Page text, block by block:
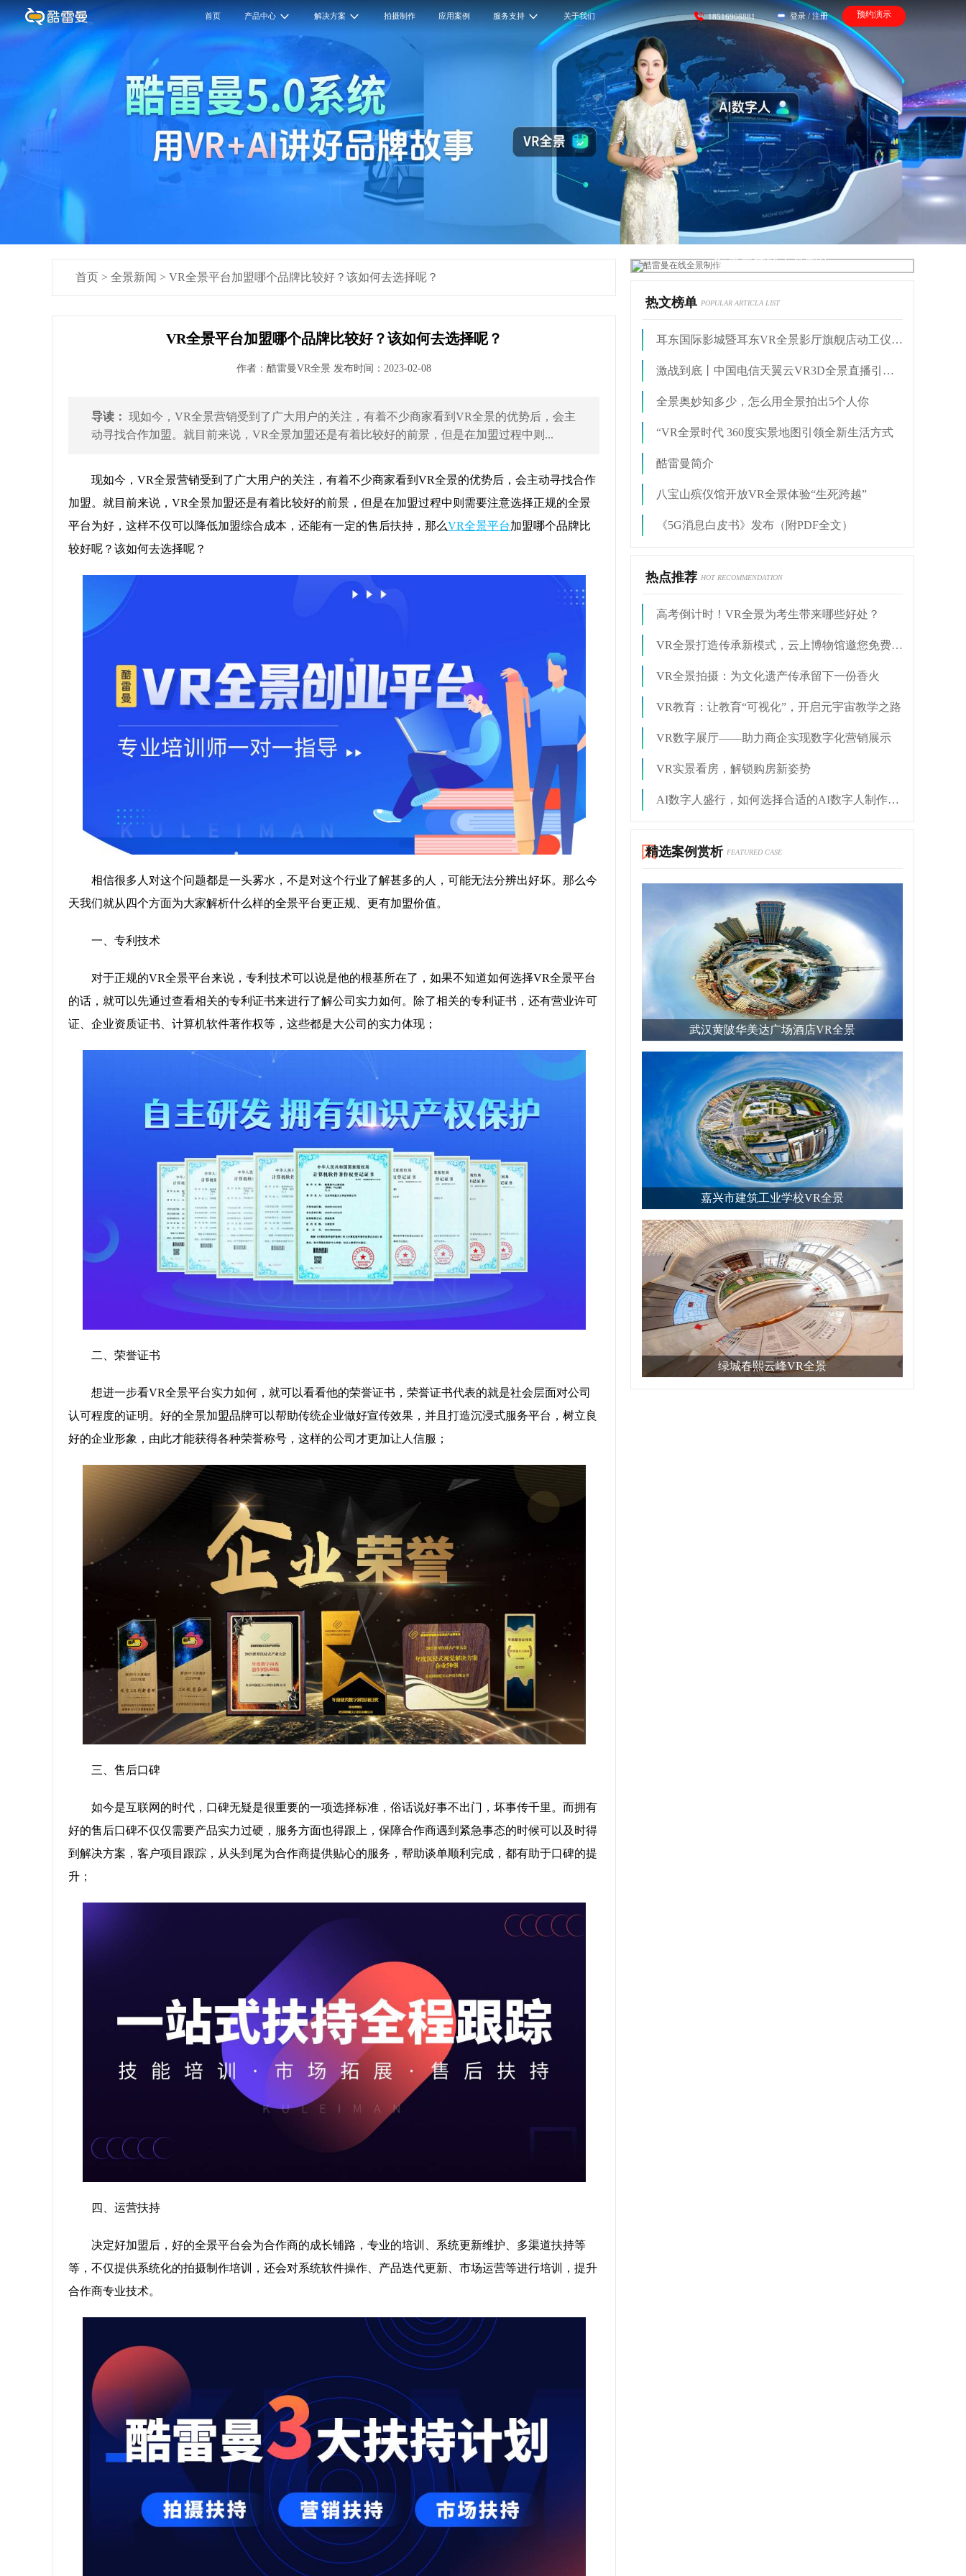
首页 产品中心 解决方案 拍摄制作 应用案例 服务支持 关于我们 18516908881 登录 / 注册 预约演示
首页 > 全景新闻 > VR全景平台加盟哪个品牌比较好？该如何去选择呢？
VR全景平台加盟哪个品牌比较好？该如何去选择呢？
作者：酷雷曼VR全景 发布时间：2023-02-08
导读： 现如今，VR全景营销受到了广大用户的关注，有着不少商家看到VR全景的优势后，会主
动寻找合作加盟。就目前来说，VR全景加盟还是有着比较好的前景，但是在加盟过程中则...
现如今，VR全景营销受到了广大用户的关注，有着不少商家看到VR全景的优势后，会主动寻找合作
加盟。就目前来说，VR全景加盟还是有着比较好的前景，但是在加盟过程中则需要注意选择正规的全景
平台为好，这样不仅可以降低加盟综合成本，还能有一定的售后扶持，那么VR全景平台加盟哪个品牌比
较好呢？该如何去选择呢？
相信很多人对这个问题都是一头雾水，不是对这个行业了解甚多的人，可能无法分辨出好坏。那么今
天我们就从四个方面为大家解析什么样的全景平台更正规、更有加盟价值。
一、专利技术
对于正规的VR全景平台来说，专利技术可以说是他的根基所在了，如果不知道如何选择VR全景平台
的话，就可以先通过查看相关的专利证书来进行了解公司实力如何。除了相关的专利证书，还有营业许可
证、企业资质证书、计算机软件著作权等，这些都是大公司的实力体现；
二、荣誉证书
想进一步看VR全景平台实力如何，就可以看看他的荣誉证书，荣誉证书代表的就是社会层面对公司
认可程度的证明。好的全景加盟品牌可以帮助传统企业做好宣传效果，并且打造沉浸式服务平台，树立良
好的企业形象，由此才能获得各种荣誉称号，这样的公司才更加让人信服；
三、售后口碑
如今是互联网的时代，口碑无疑是很重要的一项选择标准，俗话说好事不出门，坏事传千里。而拥有
好的售后口碑不仅仅需要产品实力过硬，服务方面也得跟上，保障合作商遇到紧急事态的时候可以及时得
到解决方案，客户项目跟踪，从头到尾为合作商提供贴心的服务，帮助谈单顺利完成，都有助于口碑的提
升；
四、运营扶持
决定好加盟后，好的全景平台会为合作商的成长铺路，专业的培训、系统更新维护、多渠道扶持等
等，不仅提供系统化的拍摄制作培训，还会对系统软件操作、产品迭代更新、市场运营等进行培训，提升
合作商专业技术。
酷雷曼在线全景制作
热文榜单 POPULAR ARTICLA LIST
耳东国际影城暨耳东VR全景影厅旗舰店动工仪式盛大举行
激战到底丨中国电信天翼云VR3D全景直播引燃拳击热火
全景奥妙知多少，怎么用全景拍出5个人你
“VR全景时代 360度实景地图引领全新生活方式
酷雷曼简介
八宝山殡仪馆开放VR全景体验“生死跨越”
《5G消息白皮书》发布（附PDF全文）
热点推荐 HOT RECOMMENDATION
高考倒计时！VR全景为考生带来哪些好处？
VR全景打造传承新模式，云上博物馆邀您免费观展
VR全景拍摄：为文化遗产传承留下一份香火
VR教育：让教育“可视化”，开启元宇宙教学之路
VR数字展厅——助力商企实现数字化营销展示
VR实景看房，解锁购房新姿势
AI数字人盛行，如何选择合适的AI数字人制作平台？
精选案例赏析 FEATURED CASE
武汉黄陂华美达广场酒店VR全景
嘉兴市建筑工业学校VR全景
绿城春熙云峰VR全景